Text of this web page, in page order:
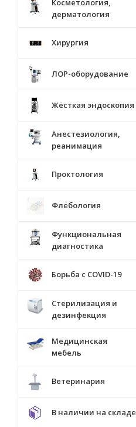
Косметология,
дерматология
Хирургия
ЛОР-оборудование
Жёсткая эндоскопия
Анестезиология,
реанимация
Проктология
Флебология
Функциональная
диагностика
Борьба с COVID-19
Стерилизация и
дезинфекция
Медицинская
мебель
Ветеринария
В наличии на складе